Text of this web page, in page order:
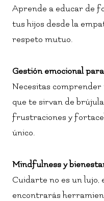
Aprende a educar de
tus hijos desde la
respeto mutuo.
Gestión emocional
Necesitas
que te sirvan de
frustraciones y
único.
Mindfulness y
Cuidarte no es un lujo,
encontrarás